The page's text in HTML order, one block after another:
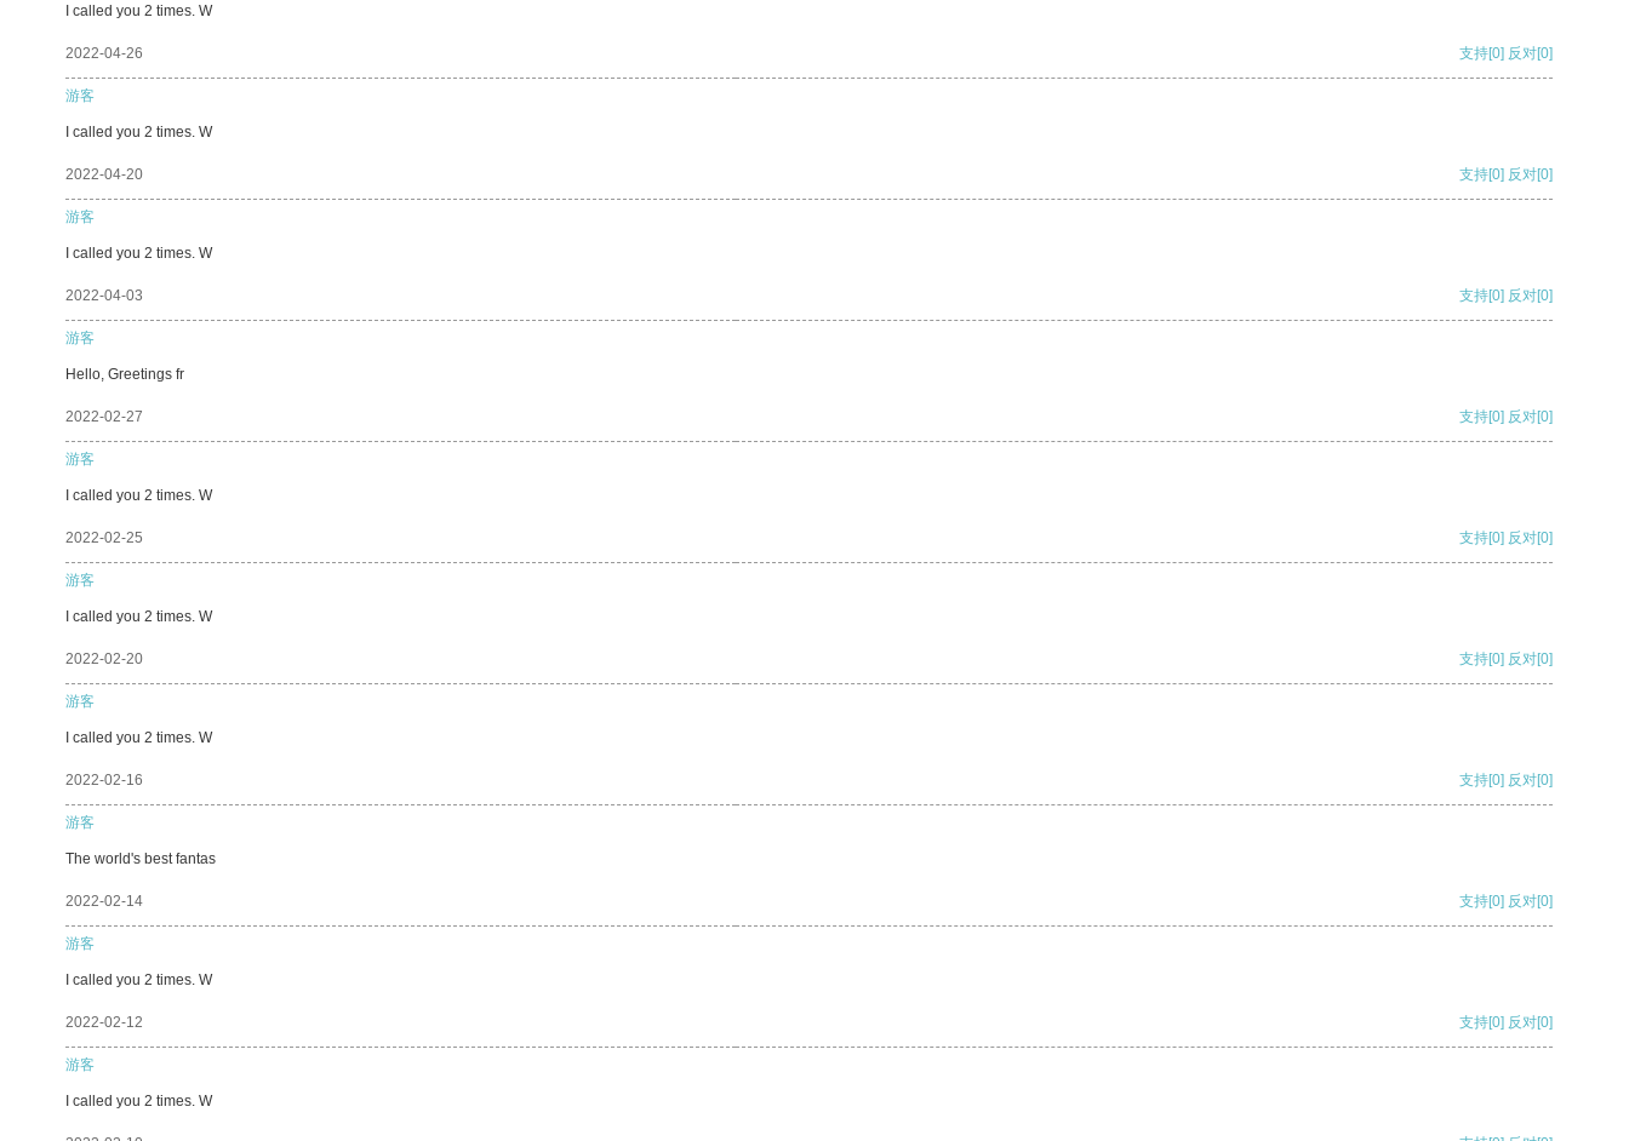
I called you 2 times. W
2022-04-26 支持[0] 反对[0]
游客
I called you 2 times. W
2022-04-20 支持[0] 反对[0]
游客
I called you 2 times. W
2022-04-03 支持[0] 反对[0]
游客
Hello, Greetings fr
2022-02-27 支持[0] 反对[0]
游客
I called you 2 times. W
2022-02-25 支持[0] 反对[0]
游客
I called you 2 times. W
2022-02-20 支持[0] 反对[0]
游客
I called you 2 times. W
2022-02-16 支持[0] 反对[0]
游客
The world's best fantas
2022-02-14 支持[0] 反对[0]
游客
I called you 2 times. W
2022-02-12 支持[0] 反对[0]
游客
I called you 2 times. W